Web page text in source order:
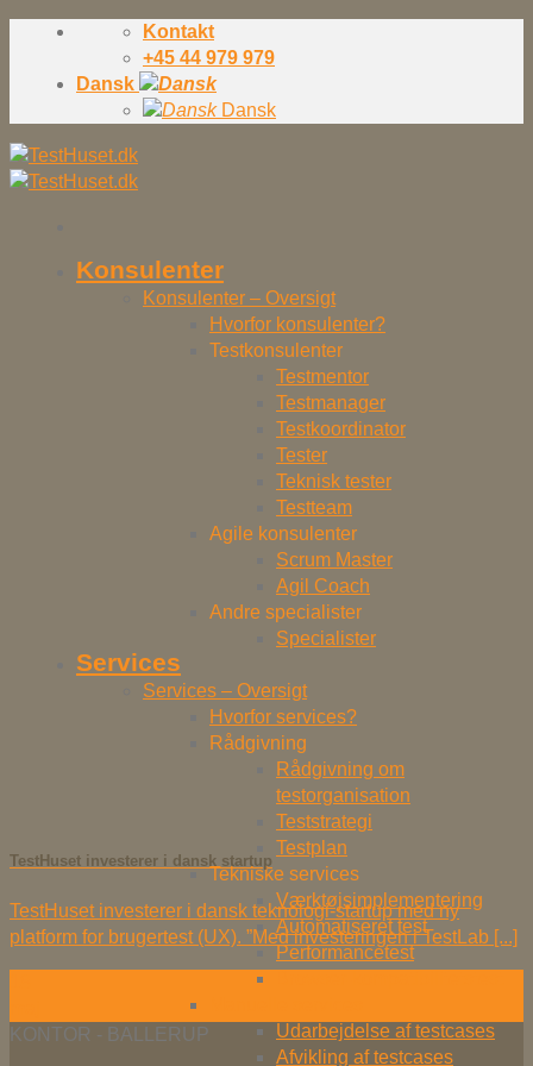
content
Kontakt
+45 44 979 979
Dansk
Dansk
Konsulenter
Konsulenter – Oversigt
Hvorfor konsulenter?
Testkonsulenter
Testmentor
Testmanager
Testkoordinator
Tester
Teknisk tester
Testteam
Agile konsulenter
Scrum Master
Agil Coach
Andre specialister
Specialister
Services
Services – Oversigt
Hvorfor services?
Rådgivning
Rådgivning om
testorganisation
Teststrategi
Testplan
Tekniske services
Værktøjsimplementering
Automatiseret test
Performancetest
Udarbejdelse af testcases
Afvikling af testcases
TestHuset investerer i dansk startup
TestHuset investerer i dansk teknologi-startup med ny
platform for brugertest (UX). ”Med investeringen i TestLab [...]
KONTOR - BALLERUP